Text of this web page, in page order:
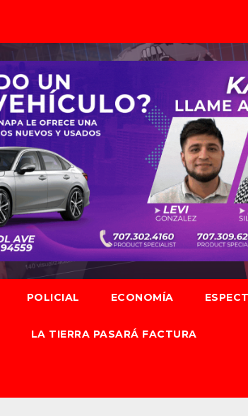
POLICIAL ECONOMÍA
LA TIERRA PASARÁ FACTURA